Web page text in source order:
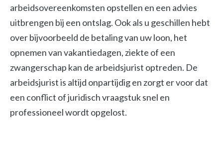
arbeidsovereenkomsten opstellen en een advies
uitbrengen bij een ontslag. Ook als u geschillen hebt
over bijvoorbeeld de betaling van uw loon, het
opnemen van vakantiedagen, ziekte of een
zwangerschap kan de arbeidsjurist optreden. De
arbeidsjurist is altijd onpartijdig en zorgt er voor dat
een conflict of juridisch vraagstuk snel en
professioneel wordt opgelost.